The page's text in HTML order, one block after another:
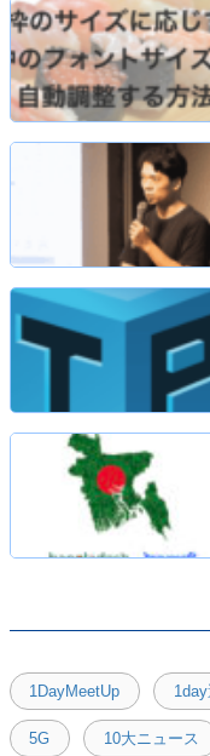
1DayMeetUp
5G 10大ニュース